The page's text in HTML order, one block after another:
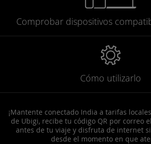
Comprobar dispositivos
Cómo utilizarlo
¡Mantente conectado India a tarifas
de Ubigi, recibe tu código QR por correo
antes de tu viaje y disfruta de internet
desde el momento en que